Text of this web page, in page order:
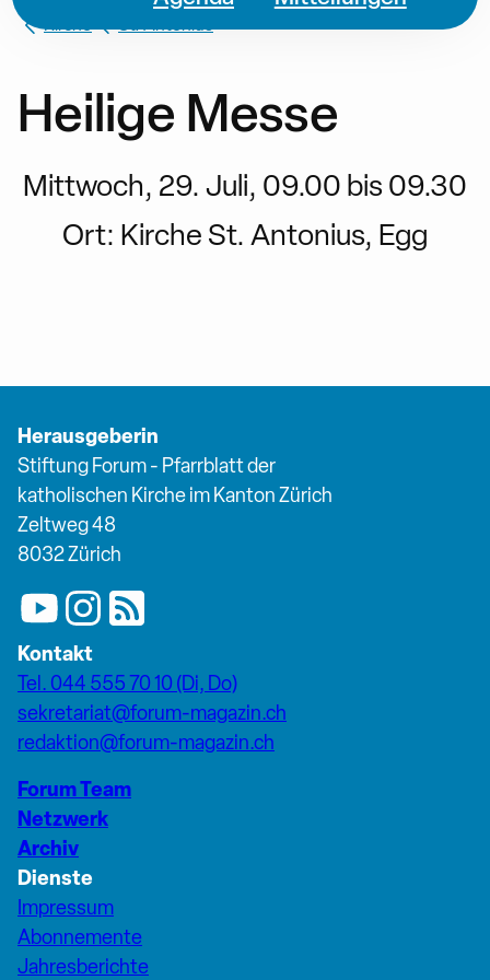
Kirche St. Antonius
Heilige Messe
Mittwoch, 29. Juli, 09.00 bis 09.30
Ort: Kirche St. Antonius, Egg
Herausgeberin
Stiftung Forum - Pfarrblatt der
katholischen Kirche im Kanton Zürich
Zeltweg 48
8032 Zürich
Kontakt
Tel. 044 555 70 10 (Di, Do)
sekretariat@forum-magazin.ch
redaktion@forum-magazin.ch
Forum Team
Netzwerk
Archiv
Dienste
Impressum
Abonnemente
Jahresberichte